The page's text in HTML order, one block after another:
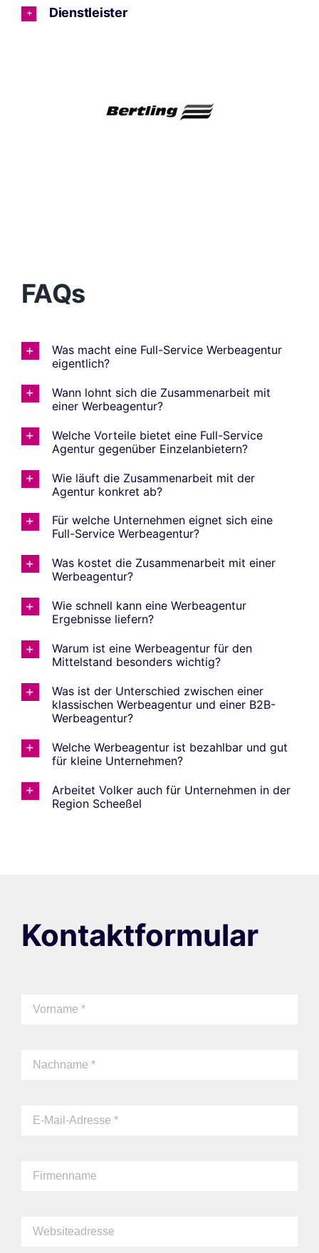
Dienstleister
FAQs
Was macht eine Full-Service Werbeagentur
eigentlich?
Wann lohnt sich die Zusammenarbeit mit
einer Werbeagentur?
Welche Vorteile bietet eine Full-Service
Agentur gegenüber Einzelanbietern?
Wie läuft die Zusammenarbeit mit der
Agentur konkret ab?
Für welche Unternehmen eignet sich eine
Full-Service Werbeagentur?
Was kostet die Zusammenarbeit mit einer
Werbeagentur?
Wie schnell kann eine Werbeagentur
Ergebnisse liefern?
Warum ist eine Werbeagentur für den
Mittelstand besonders wichtig?
Was ist der Unterschied zwischen einer
klassischen Werbeagentur und einer B2B-
Werbeagentur?
Welche Werbeagentur ist bezahlbar und gut
für kleine Unternehmen?
Arbeitet Volker auch für Unternehmen in der
Region Scheeßel
Kontaktformular